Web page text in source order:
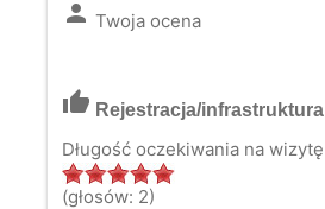
person Twoja ocena
thumb_up Rejestracja/infrastruktura
Długość oczekiwania na wizytę
(głosów: 2)